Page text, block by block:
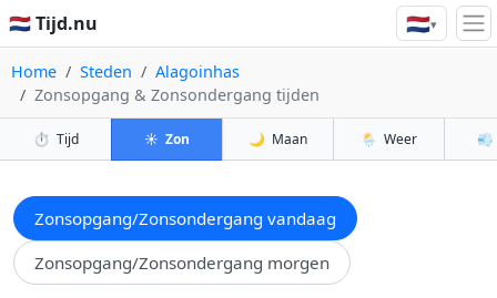
🇳🇱 Tijd.nu 🇳🇱▾
Home Steden
Alagoinhas
Zonsopgang & Zonsondergang tijden
⏱️ Tijd ☀️ Zon 🌙 Maan 🌦️ Weer 💨
Zonsopgang/Zonsondergang vandaag
Zonsopgang/Zonsondergang morgen